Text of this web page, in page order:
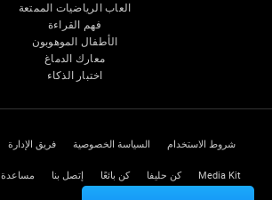
العاب الرياضيات الممتعة
فهم القراءة
الأطفال الموهوبون
معارك الدماغ
اختبار الذكاء
شروط الاستخدام السياسة الخصوصية فريق الإدارة
Media Kit كن حليفا كن بائعًا إتصل بنا مساعدة